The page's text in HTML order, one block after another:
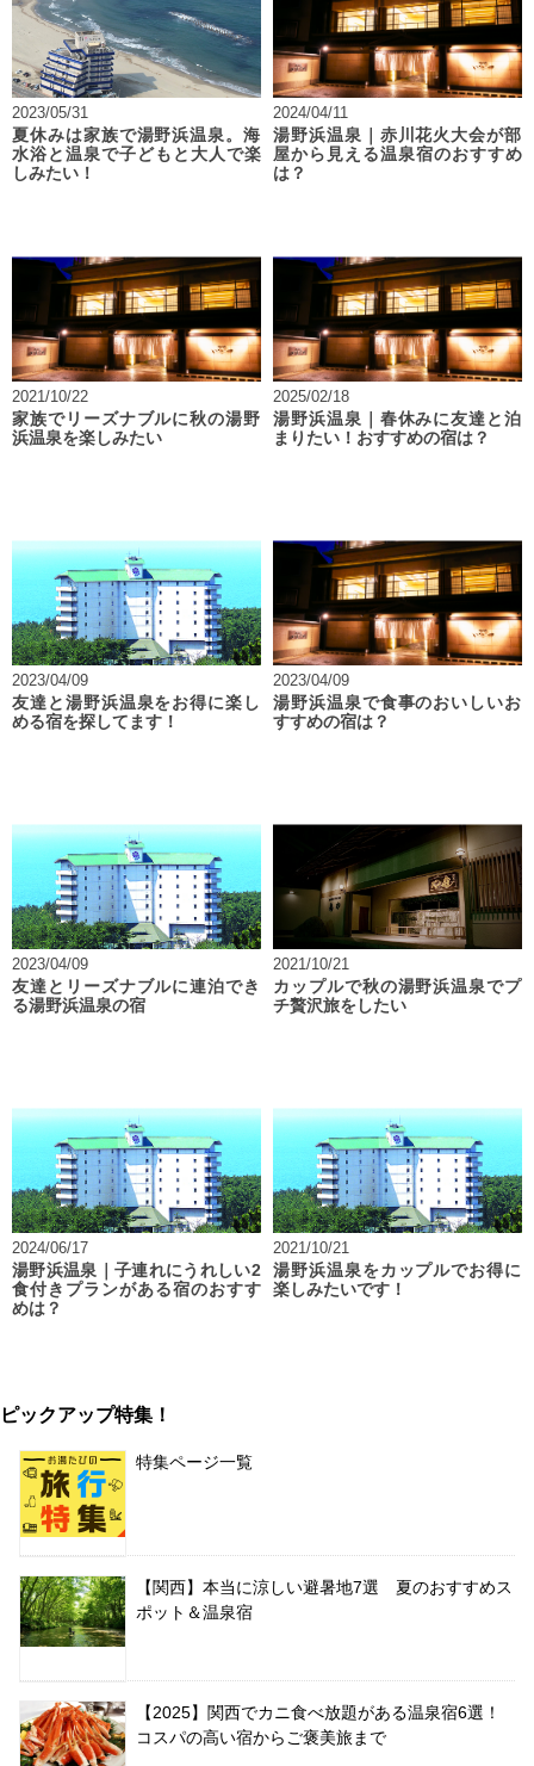
2023/05/31
夏休みは家族で湯野浜温泉。海
水浴と温泉で子どもと大人で楽
しみたい！
2024/04/11
湯野浜温泉｜赤川花火大会が部
屋から見える温泉宿のおすすめ
は？
2021/10/22
家族でリーズナブルに秋の湯野
浜温泉を楽しみたい
2025/02/18
湯野浜温泉｜春休みに友達と泊
まりたい！おすすめの宿は？
2023/04/09
友達と湯野浜温泉をお得に楽し
める宿を探してます！
2023/04/09
湯野浜温泉で食事のおいしいお
すすめの宿は？
2023/04/09
友達とリーズナブルに連泊でき
る湯野浜温泉の宿
2021/10/21
カップルで秋の湯野浜温泉でプ
チ贅沢旅をしたい
2024/06/17
湯野浜温泉｜子連れにうれしい2
食付きプランがある宿のおすす
めは？
2021/10/21
湯野浜温泉をカップルでお得に
楽しみたいです！
ピックアップ特集！
特集ページ一覧
【関西】本当に涼しい避暑地7選 夏のおすすめス
ポット＆温泉宿
【2025】関西でカニ食べ放題がある温泉宿6選！
コスパの高い宿からご褒美旅まで